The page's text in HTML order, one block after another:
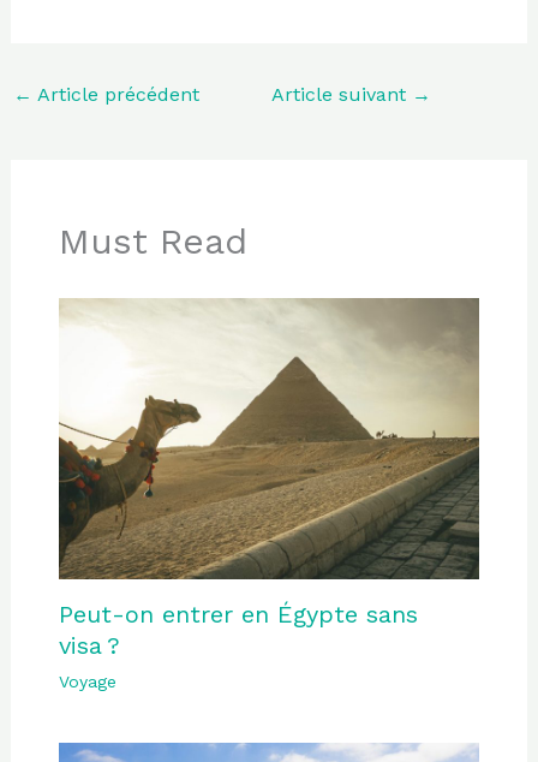
← Article précédent Article suivant →
Must Read
Peut-on entrer en Égypte sans
visa ?
Voyage